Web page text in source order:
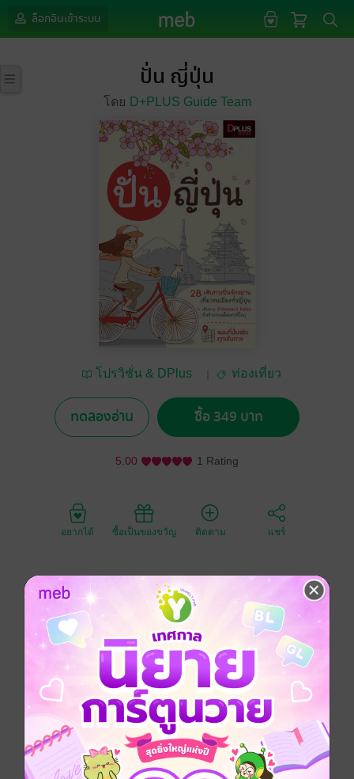
ล็อกอินเข้าระบบ
ปั่น ญี่ปุ่น
โดย D+PLUS Guide Team
โปรวิชั่น & DPlus
ท่องเที่ยว
ทดลองอ่าน ซื้อ 349 บาท
5.00 1 Rating
อยากได้ ซื้อเป็นของขวัญ ติดตาม แชร์
มาเที่ยวกัน ด้วยการปั่นแบบพวกเรา การท่องเที่ยวแนวใหม่
โดยการปั่นจักรยานไปตามเส้นทางต่างๆของเมืองท่อง
เที่ยวชื่อดังในญี่ปุ่น 28 เส้นทางปั่นที่ได้รับความนิยมจาก
ชาวญี่ปุ่นและนักท่องเที่ยวทั่วโลกพร้อมทั้งเกร็ดความรู้ที่
ถ่ายทอดผ่านเรื่องเล่าจากประสบการณ์ปั่นจริงของพวกเรา
แล้วเพื่อนๆจะเห็นว่าประเทศญี่ปุ่นงดงามกว่าทุกครั้งที่เคย
มาเยือน"และคุณจะหลงรักการปั่นจักรยานในญี่ปุ่น"
ประเภทไฟล์ pdf
วันที่วางขาย 16 กันยายน 2559